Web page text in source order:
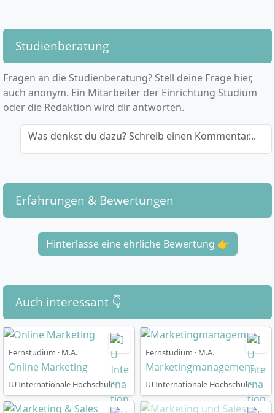
Studienberatung
Fragen an die Studienberatung? Stell deine Frage hier,
auch anonym. Ein Mitarbeiter der Einrichtung Studium
oder die Redaktion wird dir antworten.
Was denkst du dazu? Schreib einen Kommentar...
Erfahrungen & Bewertungen
Hinterlasse eine ehrliche Bewertung 👉
Auch interessant 👇
Fernstudium · M.A.
Online Marketing
IU Internationale Hochschule
Fernstudium · M.A.
Marketingmanagement
IU Internationale Hochschule